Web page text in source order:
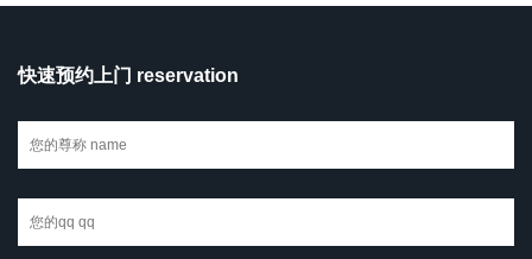
快速预约上门 reservation